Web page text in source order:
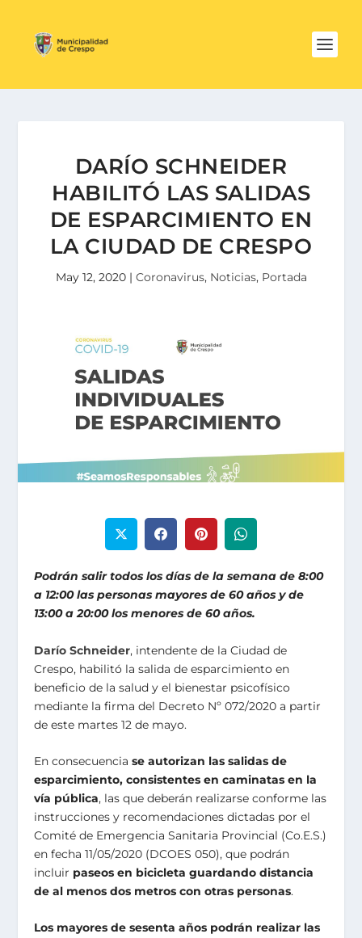
DARÍO SCHNEIDER
HABILITÓ LAS SALIDAS
DE ESPARCIMIENTO EN
LA CIUDAD DE CRESPO
May 12, 2020| Coronavirus, Noticias, Portada
Podrán salir todos los días de la semana de 8:00
a 12:00 las personas mayores de 60 años y de
13:00 a 20:00 los menores de 60 años.
Darío Schneider, intendente de la Ciudad de
Crespo, habilitó la salida de esparcimiento en
beneficio de la salud y el bienestar psicofísico
mediante la firma del Decreto Nº 072/2020 a partir
de este martes 12 de mayo.
En consecuenciase autorizan las salidas de
esparcimiento, consistentes en caminatas en la
vía pública, las que deberán realizarse conforme las
instrucciones y recomendaciones dictadas por el
Comité de Emergencia Sanitaria Provincial (Co.E.S.)
en fecha 11/05/2020 (DCOES 050), que podrán
incluir paseos en bicicleta guardando distancia
de al menos dos metros con otras personas.
Los mayores de sesenta años podrán realizar las